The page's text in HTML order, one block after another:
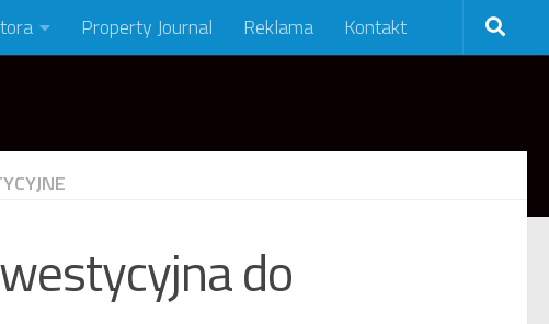
Property Journal Reklama Kontakt
do